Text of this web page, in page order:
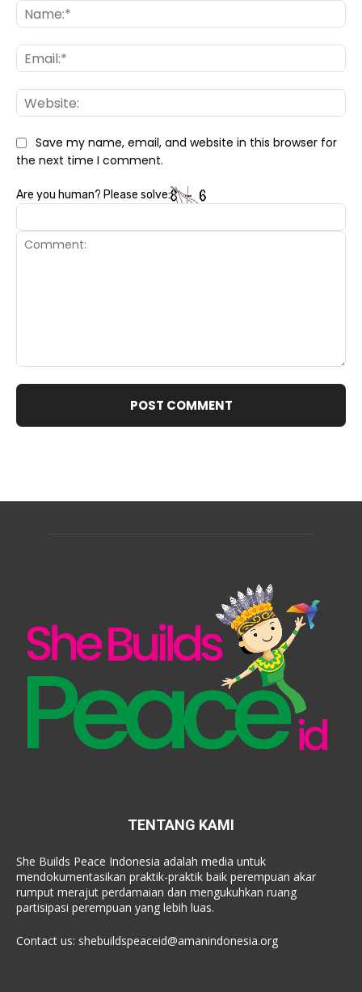
Save my name, email, and website in this browser for
the next time I comment.
Are you human? Please solve:
TENTANG KAMI
She Builds Peace Indonesia adalah media untuk
mendokumentasikan praktik-praktik baik perempuan akar
rumput merajut perdamaian dan mengukuhkan ruang
partisipasi perempuan yang lebih luas.
Contact us: shebuildspeaceid@amanindonesia.org